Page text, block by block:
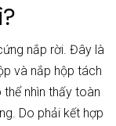
nắp rời. Đây là
và nắp hộp tách
nhìn thấy toàn
Do phải kết hợp